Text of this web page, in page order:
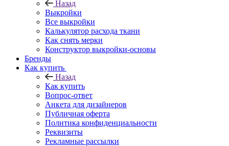
Назад
Выкройки
Все выкройки
Калькулятор расхода ткани
Как снять мерки
Конструктор выкройки-основы
Бренды
Как купить
Назад
Как купить
Вопрос-ответ
Анкета для дизайнеров
Публичная оферта
Политика конфиденциальности
Реквизиты
Рекламные рассылки